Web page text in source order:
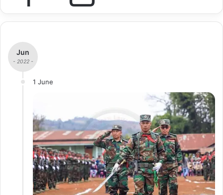
Jun
- 2022 -
1 June